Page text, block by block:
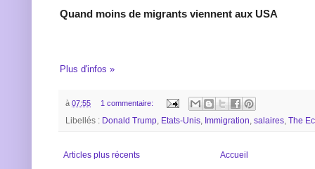
Quand moins de migrants viennent aux USA
Plus d'infos »
à 07:55 1 commentaire:
Libellés : Donald Trump, Etats-Unis, Immigration, salaires, The
Articles plus récents Accueil